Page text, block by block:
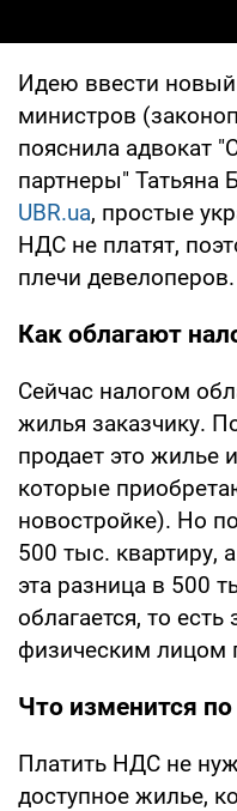
Идею ввести
министров
пояснила адвокат
партнеры" Татьяна
UBR.ua, простые
НДС не платят,
плечи девелоперов.
Как облагают
Сейчас налогом
жилья заказчику.
продает это жилье
которые
новостройке). Но
500 тыс. квартиру,
эта разница в 500
облагается, то
физическим лицом
Что изменится
Платить НДС не
доступное жилье,